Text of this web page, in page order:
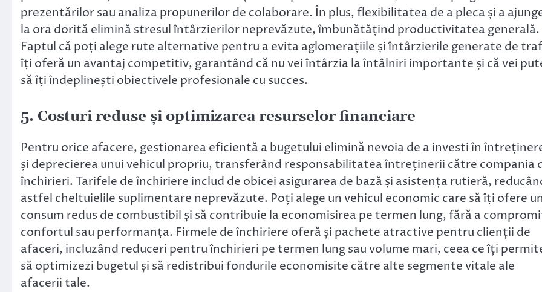
prezentărilor sau analiza propunerilor de colaborare. În plus, flexibilitatea de a pleca și a
la ora dorită elimină stresul întârzierilor neprevăzute, îmbunătățind productivitatea generală.
Faptul că poți alege rute alternative pentru a evita aglomerațiile și întârzierile generate de
îți oferă un avantaj competitiv, garantând că nu vei întârzia la întâlniri importante și că vei
să îți îndeplinești obiectivele profesionale cu succes.
5. Costuri reduse și optimizarea resurselor financiare
Pentru orice afacere, gestionarea eficientă a bugetului elimină nevoia de a investi în
și deprecierea unui vehicul propriu, transferând responsabilitatea întreținerii către compania
închirieri. Tarifele de închiriere includ de obicei asigurarea de bază și asistența rutieră,
astfel cheltuielile suplimentare neprevăzute. Poți alege un vehicul economic care să îți ofere
consum redus de combustibil și să contribuie la economisirea pe termen lung, fără a
confortul sau performanța. Firmele de închiriere oferă și pachete atractive pentru clienții de
afaceri, incluzând reduceri pentru închirieri pe termen lung sau volume mari, ceea ce îți
să optimizezi bugetul și să redistribui fondurile economisite către alte segmente vitale ale
afacerii tale.